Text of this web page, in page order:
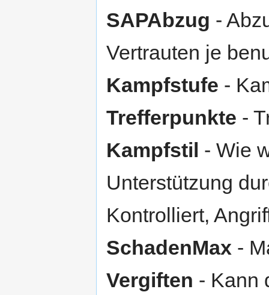
SAPAbzug -
Vertrauten je
Kampfstufe -
Trefferpunkte -
Kampfstil - Wie
Unterstützung
Kontrolliert,
SchadenMax -
Vergiften - Kann